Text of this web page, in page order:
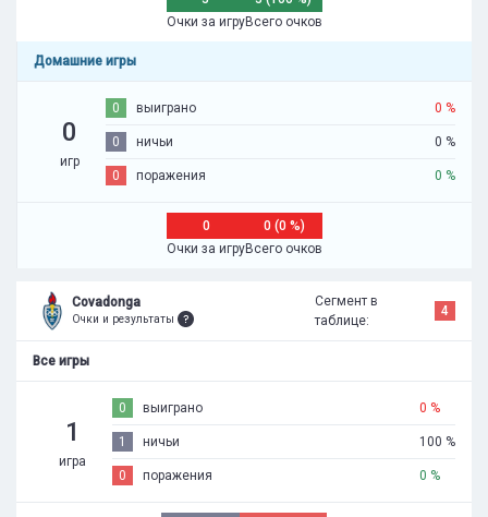
Очки за игруВсего очков
Домашние игры
0
игр
0 выиграно 0 %
0 ничьи 0 %
0 поражения 0 %
0
Очки за игру
0 (0 %)
Всего очков
Covadonga
Очки и результаты
Сегмент в
таблице:
4
Все игры
1
игра
0 выиграно 0 %
1 ничьи 100 %
0 поражения 0 %